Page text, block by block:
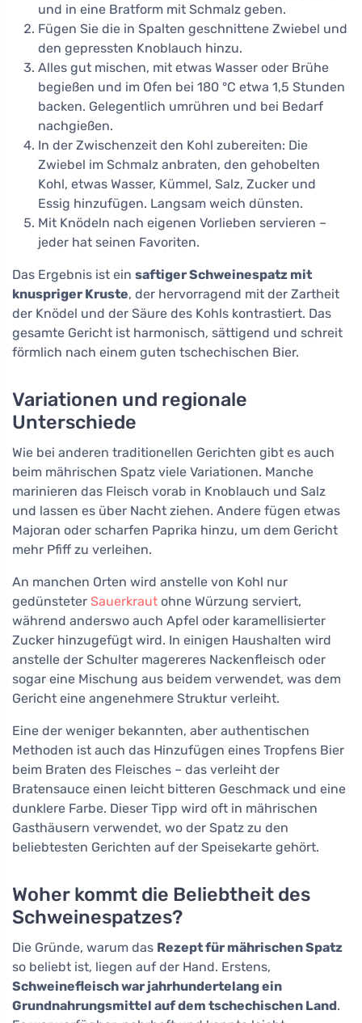
und in eine Bratform mit Schmalz geben.
Fügen Sie die in Spalten geschnittene Zwiebel und
den gepressten Knoblauch hinzu.
Alles gut mischen, mit etwas Wasser oder Brühe
begießen und im Ofen bei 180 °C etwa 1,5 Stunden
backen. Gelegentlich umrühren und bei Bedarf
nachgießen.
In der Zwischenzeit den Kohl zubereiten: Die
Zwiebel im Schmalz anbraten, den gehobelten
Kohl, etwas Wasser, Kümmel, Salz, Zucker und
Essig hinzufügen. Langsam weich dünsten.
Mit Knödeln nach eigenen Vorlieben servieren –
jeder hat seinen Favoriten.
Das Ergebnis ist ein saftiger Schweinespatz mit
knuspriger Kruste, der hervorragend mit der Zartheit
der Knödel und der Säure des Kohls kontrastiert. Das
gesamte Gericht ist harmonisch, sättigend und schreit
förmlich nach einem guten tschechischen Bier.
Variationen und regionale
Unterschiede
Wie bei anderen traditionellen Gerichten gibt es auch
beim mährischen Spatz viele Variationen. Manche
marinieren das Fleisch vorab in Knoblauch und Salz
und lassen es über Nacht ziehen. Andere fügen etwas
Majoran oder scharfen Paprika hinzu, um dem Gericht
mehr Pfiff zu verleihen.
An manchen Orten wird anstelle von Kohl nur
gedünsteter Sauerkraut ohne Würzung serviert,
während anderswo auch Apfel oder karamellisierter
Zucker hinzugefügt wird. In einigen Haushalten wird
anstelle der Schulter magereres Nackenfleisch oder
sogar eine Mischung aus beidem verwendet, was dem
Gericht eine angenehmere Struktur verleiht.
Eine der weniger bekannten, aber authentischen
Methoden ist auch das Hinzufügen eines Tropfens Bier
beim Braten des Fleisches – das verleiht der
Bratensauce einen leicht bitteren Geschmack und eine
dunklere Farbe. Dieser Tipp wird oft in mährischen
Gasthäusern verwendet, wo der Spatz zu den
beliebtesten Gerichten auf der Speisekarte gehört.
Woher kommt die Beliebtheit des
Schweinespatzes?
Die Gründe, warum das Rezept für mährischen Spatz
so beliebt ist, liegen auf der Hand. Erstens,
Schweinefleisch war jahrhundertelang ein
Grundnahrungsmittel auf dem tschechischen Land.